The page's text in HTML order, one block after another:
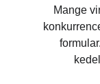
Mange